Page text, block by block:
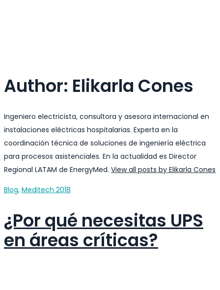
Author: Elikarla Cones
Ingeniero electricista, consultora y asesora internacional en
instalaciones eléctricas hospitalarias. Experta en la
coordinación técnica de soluciones de ingeniería eléctrica
para procesos asistenciales. En la actualidad es Director
Regional LATAM de EnergyMed. View all posts by Elikarla Cones
Categories
Blog, Meditech 2018
¿Por qué necesitas UPS
en áreas críticas?